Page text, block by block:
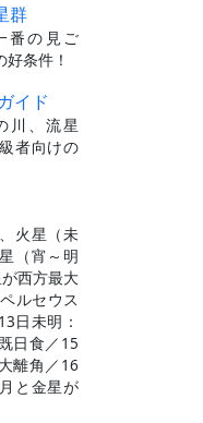
群
番の見ご
条件！
イド
川、流星
者向けの
火星（未
（宵～明
西方最大
ルセウス
日未明：
日食／15
離角／16
と金星が